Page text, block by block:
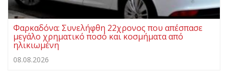
Φαρκαδόνα: Συνελήφθη 22χρονος που απέσπασε
μεγάλο χρηματικό ποσό και κοσμήματα από
ηλικιωμένη
08.08.2026